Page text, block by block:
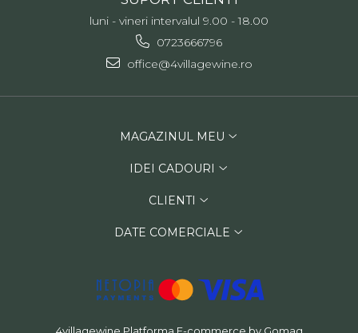
luni - vineri intervalul 9.00 - 18.00
0723666796
office@4villagewine.ro
MAGAZINUL MEU
IDEI CADOURI
CLIENTI
DATE COMERCIALE